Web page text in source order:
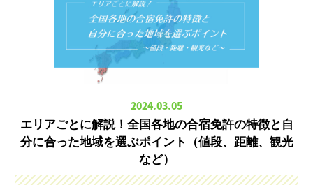
2024.03.05
エリアごとに解説！全国各地の合宿免許の特徴と自
分に合った地域を選ぶポイント（値段、距離、観光
など）